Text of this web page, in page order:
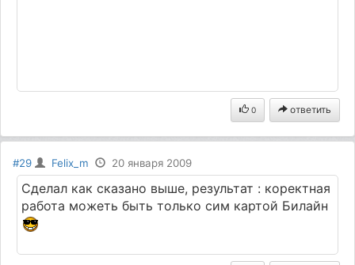
0 ответить
#29 Felix_m 20 января 2009
Сделал как сказано выше, результат : коректная
работа можеть быть только сим картой Билайн